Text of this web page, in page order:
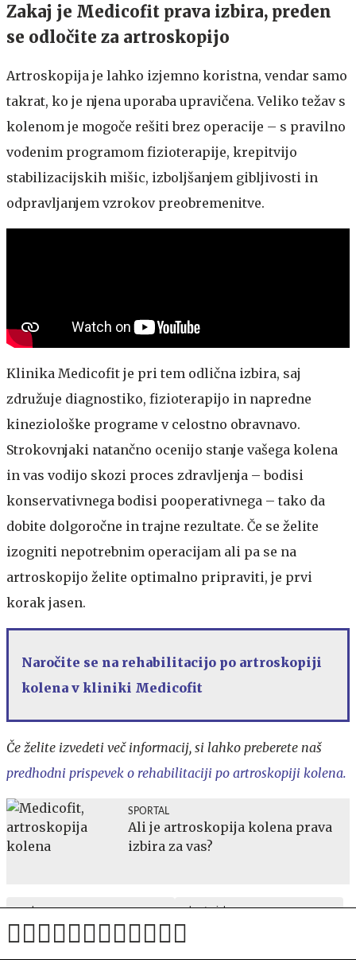
Zakaj je Medicofit prava izbira, preden
se odločite za artroskopijo
Artroskopija je lahko izjemno koristna, vendar samo
takrat, ko je njena uporaba upravičena. Veliko težav s
kolenom je mogoče rešiti brez operacije – s pravilno
vodenim programom fizioterapije, krepitvijo
stabilizacijskih mišic, izboljšanjem gibljivosti in
odpravljanjem vzrokov preobremenitve.
Klinika Medicofit je pri tem odlična izbira, saj
združuje diagnostiko, fizioterapijo in napredne
kineziološke programe v celostno obravnavo.
Strokovnjaki natančno ocenijo stanje vašega kolena
in vas vodijo skozi proces zdravljenja – bodisi
konservativnega bodisi pooperativnega – tako da
dobite dolgoročne in trajne rezultate. Če se želite
izogniti nepotrebnim operacijam ali pa se na
artroskopijo želite optimalno pripraviti, je prvi
korak jasen.
Naročite se na rehabilitacijo po artroskopiji
kolena v kliniki Medicofit
Če želite izvedeti več informacij, si lahko preberete naš
predhodni prispevek o rehabilitaciji po artroskopiji kolena.
SPORTAL
Ali je artroskopija kolena prava
izbira za vas?
noad advertorial